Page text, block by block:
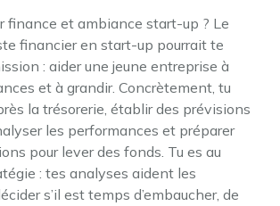
finance et ambiance start-up ? Le
financier en start-up pourrait te
: aider une jeune entreprise à
et à grandir. Concrètement, tu
la trésorerie, établir des prévisions
les performances et préparer
pour lever des fonds. Tu es au
: tes analyses aident les
s’il est temps d’embaucher, de